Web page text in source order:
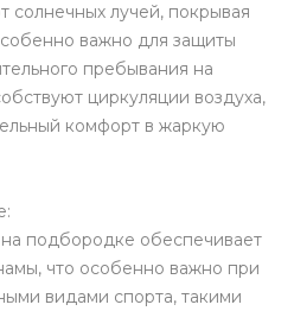
лучей, покрывая
важно для защиты
пребывания на
циркуляции воздуха,
комфорт в жаркую
подбородке обеспечивает
что особенно важно при
видами спорта, такими